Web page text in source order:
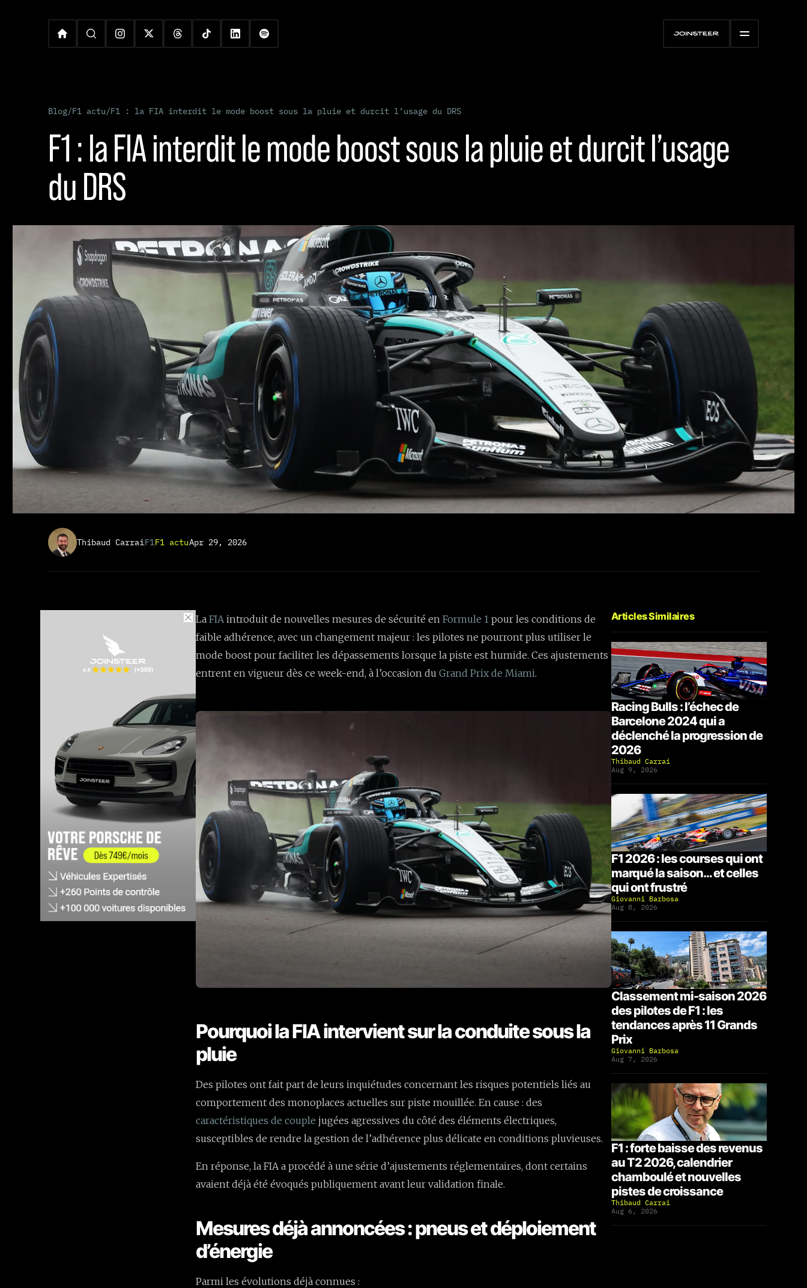
Blog/F1 actu/F1 : la FIA interdit le mode boost sous la pluie et durcit l’usage du DRS
F1 : la FIA interdit le mode boost sous la pluie et durcit l’usage
du DRS
Thibaud Carrai F1 F1 actuApr 29, 2026
LaFIAintroduit de nouvelles mesures de sécurité enFormule 1 pour les conditions de
faible adhérence, avec un changement majeur : les pilotes ne pourront plus utiliser le
mode boost pour faciliter les dépassements lorsque la piste est humide. Ces ajustements
entrent en vigueur dès ce week-end, à l’occasion duGrand Prix de Miami.
Pourquoi la FIA intervient sur la conduite sous la
pluie
Des pilotes ont fait part de leurs inquiétudes concernant les risques potentiels liés au
comportement des monoplaces actuelles sur piste mouillée. En cause : des
caractéristiques de couple jugées agressives du côté des éléments électriques,
susceptibles de rendre la gestion de l’adhérence plus délicate en conditions pluvieuses.
En réponse, la FIA a procédé à une série d’ajustements réglementaires, dont certains
avaient déjà été évoqués publiquement avant leur validation finale.
Mesures déjà annoncées : pneus et déploiement
d’énergie
Parmi les évolutions déjà connues :
Articles Similaires
Racing Bulls : l’échec de
Barcelone 2024 qui a
déclenché la progression de
2026
Thibaud Carrai
Aug 9, 2026
F1 2026 : les courses qui ont
marqué la saison… et celles
qui ont frustré
Giovanni Barbosa
Aug 8, 2026
Classement mi-saison 2026
des pilotes de F1 : les
tendances après 11 Grands
Prix
Giovanni Barbosa
Aug 7, 2026
F1 : forte baisse des revenus
au T2 2026, calendrier
chamboulé et nouvelles
pistes de croissance
Thibaud Carrai
Aug 6, 2026